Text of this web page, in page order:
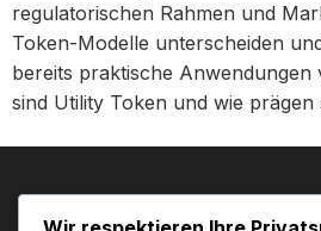
regulatorischen Rahmen und
Token-Modelle unterscheiden
bereits praktische Anwendungen
sind Utility Token und wie